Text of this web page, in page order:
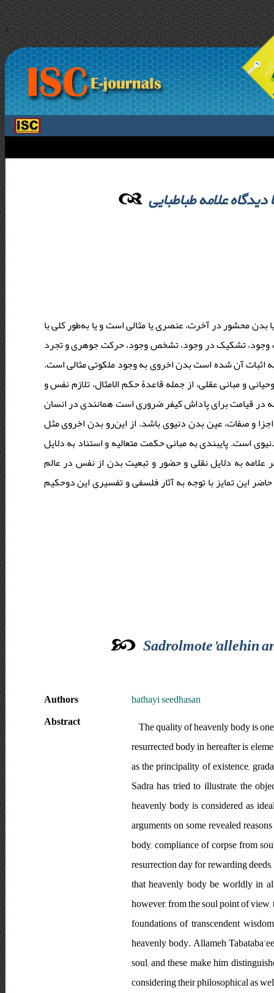
>
علامه طباطبایی
محشور در آخرت، عنصری یا مثالی است و یا به‌طور کلی با
وجود، تشکیک در وجود، تشخص وجود، حرکت جوهری و تجرد
اثبات آن شده است بدن اخروی به وجود ملکوتی مثالی است.
و مبانی عقلی، از جمله قاعدۀ حکم الامثال، تلازم نفس و
قیامت برای پاداش کیفر ضروری است همانندی در انسان
و صفات، عین بدن دنیوی باشد. از این‌رو بدن اخروی مثل
است. پایبندی به مبانی حکمت متعالیه و استناد به دلایل
به دلایل نقلی و حضور و تبعیت بدن از نفس در عالم
این تمایز با توجه به آثار فلسفی و تفسیری این دوحکیم
Sadrolmote'allehin
Authors
bathayi seedhasan
Abstract
The quality of heavenly body is
resurrected body in hereafter is
as the principality of existence,
Sadra has tried to illustrate the
heavenly body is considered as
arguments on some revealed
body, compliance of corpse from
resurrection day for rewarding
that heavenly body be worldly in
however, from the soul point of
foundations of transcendent
heavenly body. Allameh
soul; and these make him
considering their philosophical as